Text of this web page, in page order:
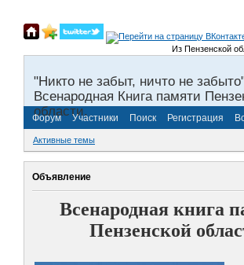
Из Пензенской
"Никто не забыт, ничто не
Всенародная Книга памяти
области.
Форум Участники Поиск Регистрация
Активные темы
Объявление
Всенародная книга
Пензенской